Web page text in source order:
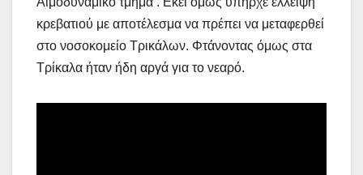
κρεβατιού με αποτέλεσμα να πρέπει να μεταφερθεί
στο νοσοκομείο Τρικάλων. Φτάνοντας όμως στα
Τρίκαλα ήταν ήδη αργά για το νεαρό.